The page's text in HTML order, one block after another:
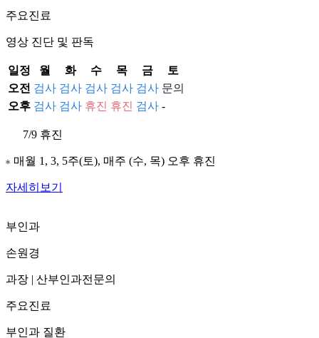
주요진료
영상 진단 및 판독
일정 월 화 수 목 금
토
오전 검사 검사 검사 검사 검사 문의
오후 검사 검사 휴진 휴진 검사 -
7/9 휴진
매월 1, 3, 5주(토), 매주 (수, 목) 오후 휴진
자세히보기
부인과
손원경
과장 | 산부인과전문의
주요진료
부인과 질환